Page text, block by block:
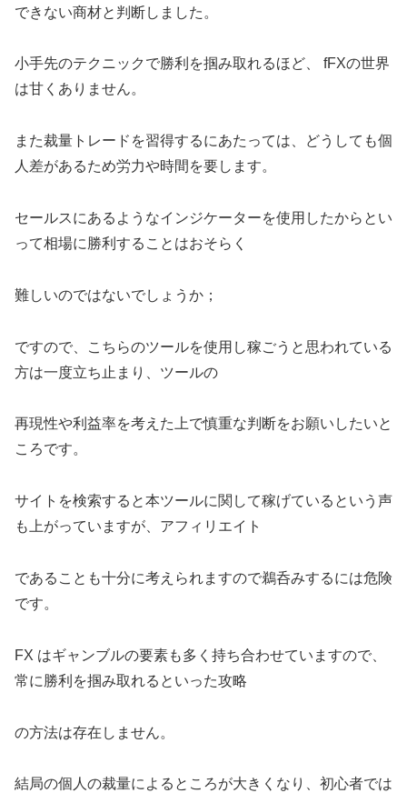
できない商材と判断しました。
小手先のテクニックで勝利を掴み取れるほど、 fFXの世界
は甘くありません。
また裁量トレードを習得するにあたっては、どうしても個
人差があるため労力や時間を要します。
セールスにあるようなインジケーターを使用したからとい
って相場に勝利することはおそらく
難しいのではないでしょうか；
ですので、こちらのツールを使用し稼ごうと思われている
方は一度立ち止まり、ツールの
再現性や利益率を考えた上で慎重な判断をお願いしたいと
ころです。
サイトを検索すると本ツールに関して稼げているという声
も上がっていますが、アフィリエイト
であることも十分に考えられますので鵜呑みするには危険
です。
FX はギャンブルの要素も多く持ち合わせていますので、
常に勝利を掴み取れるといった攻略
の方法は存在しません。
結局の個人の裁量によるところが大きくなり、初心者では